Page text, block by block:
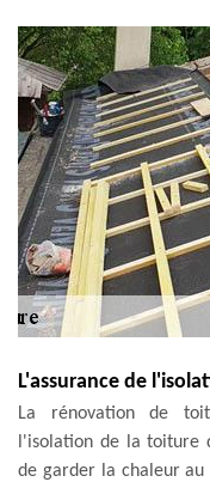
L'assurance de
La rénovation de
l'isolation de la toiture
de garder la chaleur